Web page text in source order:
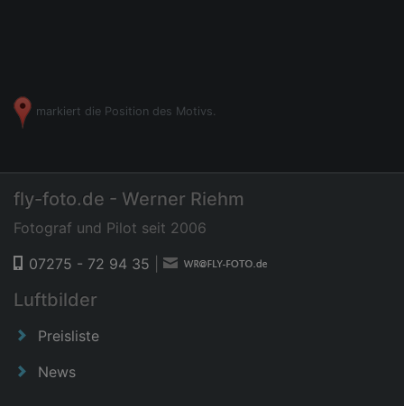
markiert die Position des Motivs.
fly-foto.de - Werner Riehm
Fotograf und Pilot seit 2006
07275 - 72 94 35
Luftbilder
Preisliste
News